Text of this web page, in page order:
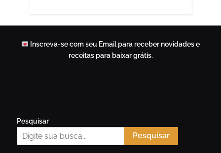
Inscreva-se com seu Email para receber novidades e
receitas para baixar grátis.
Pesquisar
Pesquisar